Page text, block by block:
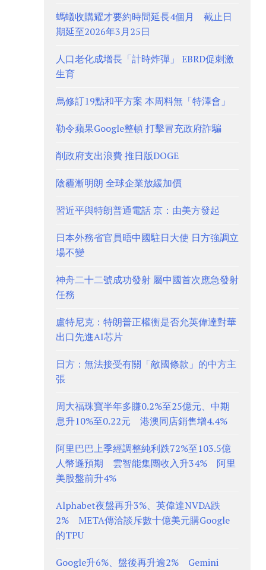
螞蟻收購耀才要約時間延長4個月 截止日
期延至2026年3月25日
人口老化成增長「計時炸彈」 EBRD促刺激
生育
烏修訂19點和平方案 本周料無「特澤會」
勒令蘋果Google整頓 打擊冒充政府詐騙
削政府支出浪費 推日版DOGE
陰霾漸明朗 全球企業放緩加價
習近平與特朗普通電話 京：由美方發起
日本外務省官員晤中國駐日大使 日方強調立
場不變
神舟二十二號成功發射 屬中國首次應急發射
任務
盧特尼克：特朗普正權衡是否允英偉達對華
出口先進AI芯片
日方：無法接受有關「敵國條款」的中方主
張
周大福珠寶半年多賺0.2%至25億元、中期
息升10%至0.22元 港澳同店銷售增4.4%
阿里巴巴上季經調整純利跌72%至103.5億
人幣遜預期 雲智能集團收入升34% 阿里
美股盤前升4%
Alphabet夜盤再升3%、英偉達NVDA跌
2% META傳洽談斥數十億美元購Google
的TPU
Google升6%、盤後再升逾2% Gemini